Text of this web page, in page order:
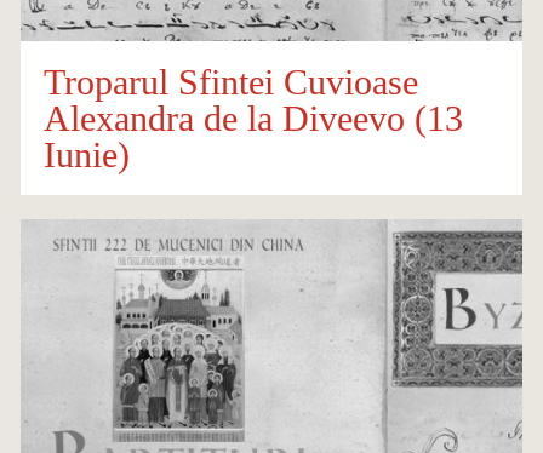
Troparul Sfintei Cuvioase
Alexandra de la Diveevo (13
Iunie)